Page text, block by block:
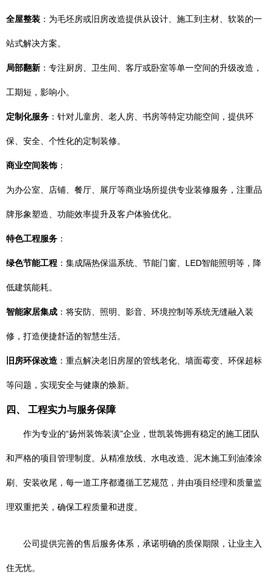
全屋整装 ：为毛坯房或旧房改造提供从设计、施工到主材、软装的一
站式解决方案。
局部翻新 ：专注厨房、卫生间、客厅或卧室等单一空间的升级改造，
工期短，影响小。
定制化服务 ：针对儿童房、老人房、书房等特定功能空间，提供环
保、安全、个性化的定制装修。
商业空间装饰 ：
为办公室、店铺、餐厅、展厅等商业场所提供专业装修服务，注重品
牌形象塑造、功能效率提升及客户体验优化。
特色工程服务 ：
绿色节能工程 ：集成隔热保温系统、节能门窗、LED智能照明等，降
低建筑能耗。
智能家居集成 ：将安防、照明、影音、环境控制等系统无缝融入装
修，打造便捷舒适的智慧生活。
旧房环保改造 ：重点解决老旧房屋的管线老化、墙面霉变、环保超标
等问题，实现安全与健康的焕新。
四、 工程实力与服务保障
作为专业的“扬州装饰装潢”企业，世凯装饰拥有稳定的施工团队
和严格的项目管理制度。从精准放线、水电改造、泥木施工到油漆涂
刷、安装收尾，每一道工序都遵循工艺规范，并由项目经理和质量监
理双重把关，确保工程质量和进度。
公司提供完善的售后服务体系，承诺明确的质保期限，让业主入
住无忧。